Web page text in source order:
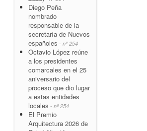
Diego Peña
nombrado
responsable de la
secretaría de Nuevos
españoles - nº 254
Octavio López reúne
a los presidentes
comarcales en el 25
aniversario del
proceso que dio lugar
a estas entidades
locales - nº 254
El Premio
Arquitectura 2026 de